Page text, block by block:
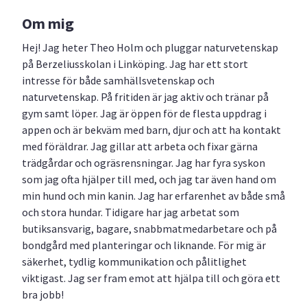
Om mig
Hej! Jag heter Theo Holm och pluggar naturvetenskap
på Berzeliusskolan i Linköping. Jag har ett stort
intresse för både samhällsvetenskap och
naturvetenskap. På fritiden är jag aktiv och tränar på
gym samt löper. Jag är öppen för de flesta uppdrag i
appen och är bekväm med barn, djur och att ha kontakt
med föräldrar. Jag gillar att arbeta och fixar gärna
trädgårdar och ogräsrensningar. Jag har fyra syskon
som jag ofta hjälper till med, och jag tar även hand om
min hund och min kanin. Jag har erfarenhet av både små
och stora hundar. Tidigare har jag arbetat som
butiksansvarig, bagare, snabbmatmedarbetare och på
bondgård med planteringar och liknande. För mig är
säkerhet, tydlig kommunikation och pålitlighet
viktigast. Jag ser fram emot att hjälpa till och göra ett
bra jobb!